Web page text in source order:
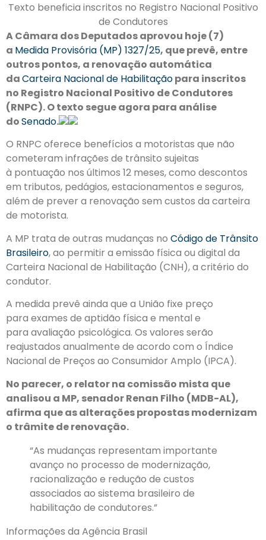
Texto beneficia inscritos no Registro Nacional Positivo
de Condutores
A Câmara dos Deputados aprovou hoje (7)
a Medida Provisória (MP) 1327/25, que prevê, entre
outros pontos, a renovação automática
daCarteira Nacional de Habilitaçãopara inscritos
no Registro Nacional Positivo de Condutores
(RNPC). O texto segue agora para análise
doSenado.
O RNPC oferece benefícios a motoristas que não
cometeram infrações de trânsito sujeitas
à pontuação nos últimos 12 meses, como descontos
em tributos, pedágios, estacionamentos e seguros,
além de prever a renovação sem custos da carteira
de motorista.
A MP trata de outras mudanças no Código de Trânsito
Brasileiro, ao permitir a emissão física ou digital da
Carteira Nacional de Habilitação (CNH), a critério do
condutor.
A medida prevê ainda que a União fixe preço
para exames de aptidão física e mental e
para avaliação psicológica. Os valores serão
reajustados anualmente de acordo com o Índice
Nacional de Preços ao Consumidor Amplo (IPCA).
No parecer, o relator na comissão mista que
analisou a MP, senador Renan Filho (MDB-AL),
afirma que as alterações propostas modernizam
o trâmite de renovação.
“As mudanças representam importante
avanço no processo de modernização,
racionalização e redução de custos
associados ao sistema brasileiro de
habilitação de condutores.”
Informações da Agência Brasil